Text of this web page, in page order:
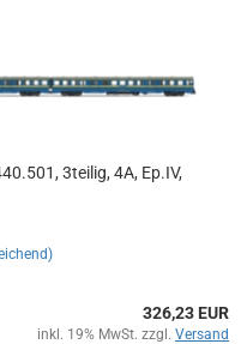
3teilig, 4A, Ep.IV,
326,23 EUR
inkl. 19% MwSt. zzgl. Versand